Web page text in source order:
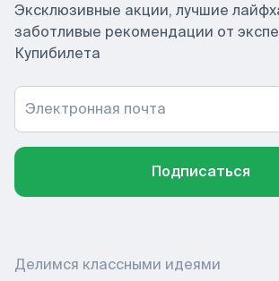
Эксклюзивные акции, лучшие
заботливые рекомендации от
Купибилета
Электронная почта
Подписаться
Делимся классными идеями